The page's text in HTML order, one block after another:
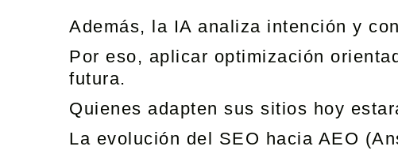
Además, la IA analiza intención y
Por eso, aplicar optimización
futura.
Quienes adapten sus sitios hoy
La evolución del SEO hacia AEO